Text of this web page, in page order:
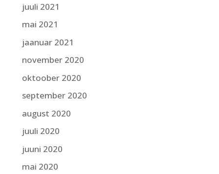
juuli 2021
mai 2021
jaanuar 2021
november 2020
oktoober 2020
september 2020
august 2020
juuli 2020
juuni 2020
mai 2020